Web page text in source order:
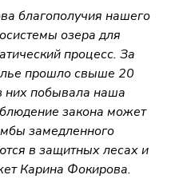
благополучия нашего
озера для
процесс. За
прошло свыше 20
них побывала наша
закона может
замедленного
в защитных лесах и
Карина Фокирова.